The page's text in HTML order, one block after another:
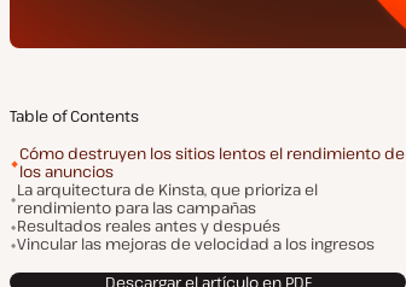
Table of Contents
Cómo destruyen los sitios lentos el rendimiento de
los anuncios
La arquitectura de Kinsta, que prioriza el
rendimiento para las campañas
Resultados reales antes y después
Vincular las mejoras de velocidad a los ingresos
Descargar el artículo en PDF